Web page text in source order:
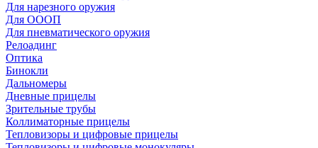
Для нарезного оружия
Для ОООП
Для пневматического оружия
Релоадинг
Оптика
Бинокли
Дальномеры
Дневные прицелы
Зрительные трубы
Коллиматорные прицелы
Тепловизоры и цифровые прицелы